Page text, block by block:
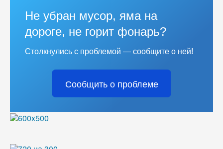
Не убран мусор, яма на
дороге, не горит фонарь?
Столкнулись с проблемой — сообщите о ней!
Сообщить о проблеме